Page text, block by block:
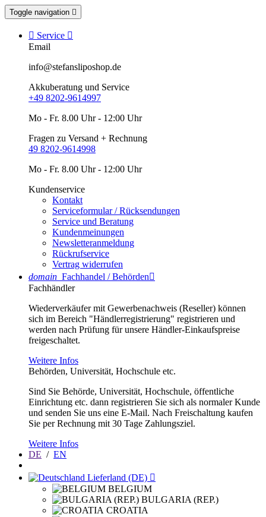
Toggle navigation 
 Service 
Email
info@stefansliposhop.de
Akkuberatung und Service
+49 8202-9614997
Mo - Fr. 8.00 Uhr - 12:00 Uhr
Fragen zu Versand + Rechnung
49 8202-9614998
Mo - Fr. 8.00 Uhr - 12:00 Uhr
Kundenservice
Kontakt
Serviceformular / Rücksendungen
Service und Beratung
Kundenmeinungen
Newsletteranmeldung
Rückrufservice
Vertrag widerrufen
domain Fachhandel / Behörden
Fachhändler
Wiederverkäufer mit Gewerbenachweis (Reseller) können
sich im Bereich "Händlerregistrierung" registrieren und
werden nach Prüfung für unsere Händler-Einkaufspreise
freigeschaltet.
Weitere Infos
Behörden, Universität, Hochschule etc.
Sind Sie Behörde, Universität, Hochschule, öffentliche
Einrichtung etc. dann registrieren Sie sich als normaler Kunde
und senden Sie uns eine E-Mail. Nach Freischaltung kaufen
Sie per Rechnung mit 30 Tage Zahlungsziel.
Weitere Infos
DE / EN
Lieferland (DE) 
BELGIUM
BULGARIA (REP.)
CROATIA